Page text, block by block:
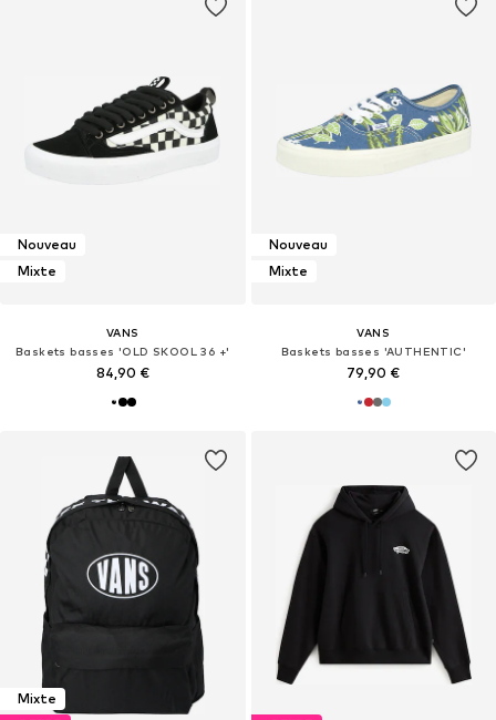
Nouveau
Mixte
VANS
Baskets basses 'OLD SKOOL 36 +'
84,90 €
Nouveau
Mixte
VANS
Baskets basses 'AUTHENTIC'
79,90 €
Mixte